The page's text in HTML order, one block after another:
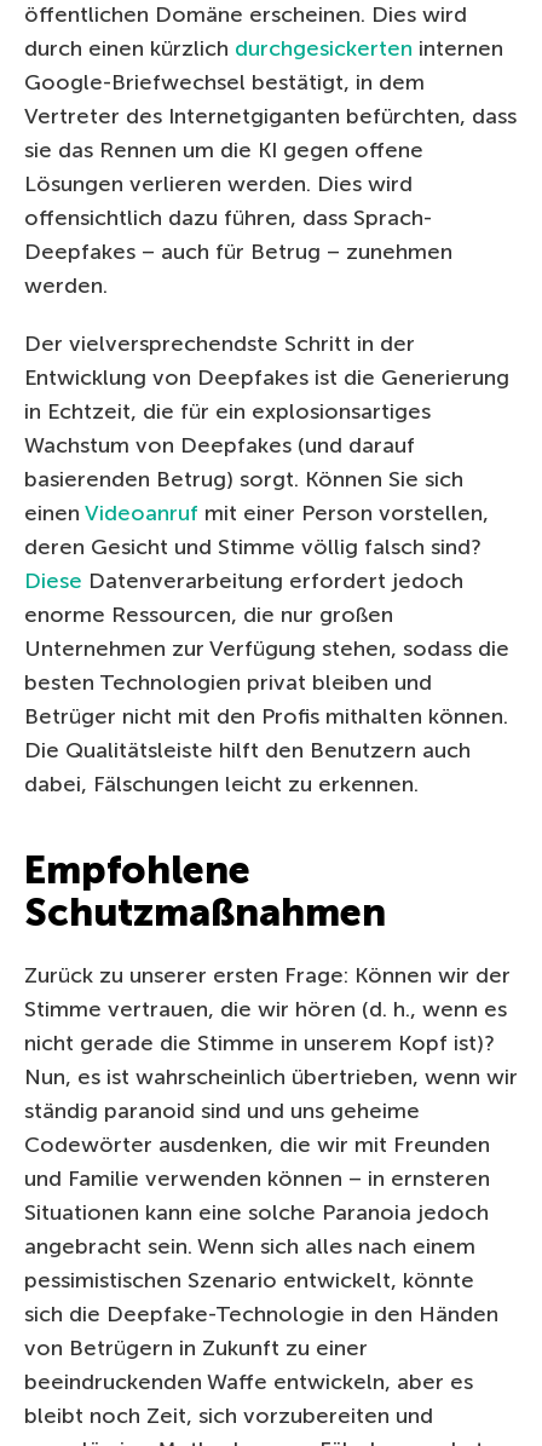
öffentlichen Domäne erscheinen. Dies wird
durch einen kürzlich durchgesickerten internen
Google-Briefwechsel bestätigt, in dem
Vertreter des Internetgiganten befürchten, dass
sie das Rennen um die KI gegen offene
Lösungen verlieren werden. Dies wird
offensichtlich dazu führen, dass Sprach-
Deepfakes – auch für Betrug – zunehmen
werden.
Der vielversprechendste Schritt in der
Entwicklung von Deepfakes ist die Generierung
in Echtzeit, die für ein explosionsartiges
Wachstum von Deepfakes (und darauf
basierenden Betrug) sorgt. Können Sie sich
einen Videoanruf mit einer Person vorstellen,
deren Gesicht und Stimme völlig falsch sind?
Diese Datenverarbeitung erfordert jedoch
enorme Ressourcen, die nur großen
Unternehmen zur Verfügung stehen, sodass die
besten Technologien privat bleiben und
Betrüger nicht mit den Profis mithalten können.
Die Qualitätsleiste hilft den Benutzern auch
dabei, Fälschungen leicht zu erkennen.
Empfohlene
Schutzmaßnahmen
Zurück zu unserer ersten Frage: Können wir der
Stimme vertrauen, die wir hören (d. h., wenn es
nicht gerade die Stimme in unserem Kopf ist)?
Nun, es ist wahrscheinlich übertrieben, wenn wir
ständig paranoid sind und uns geheime
Codewörter ausdenken, die wir mit Freunden
und Familie verwenden können – in ernsteren
Situationen kann eine solche Paranoia jedoch
angebracht sein. Wenn sich alles nach einem
pessimistischen Szenario entwickelt, könnte
sich die Deepfake-Technologie in den Händen
von Betrügern in Zukunft zu einer
beeindruckenden Waffe entwickeln, aber es
bleibt noch Zeit, sich vorzubereiten und